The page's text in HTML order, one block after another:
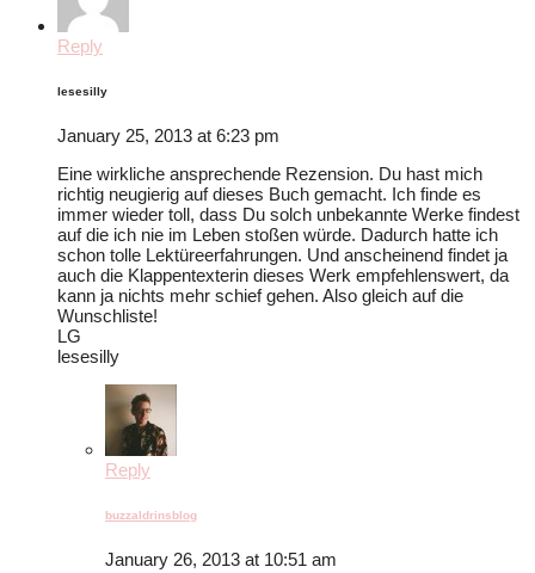
Reply
lesesilly
January 25, 2013 at 6:23 pm
Eine wirkliche ansprechende Rezension. Du hast mich
richtig neugierig auf dieses Buch gemacht. Ich finde es
immer wieder toll, dass Du solch unbekannte Werke findest
auf die ich nie im Leben stoßen würde. Dadurch hatte ich
schon tolle Lektüreerfahrungen. Und anscheinend findet ja
auch die Klappentexterin dieses Werk empfehlenswert, da
kann ja nichts mehr schief gehen. Also gleich auf die
Wunschliste!
LG
lesesilly
Reply
buzzaldrinsblog
January 26, 2013 at 10:51 am